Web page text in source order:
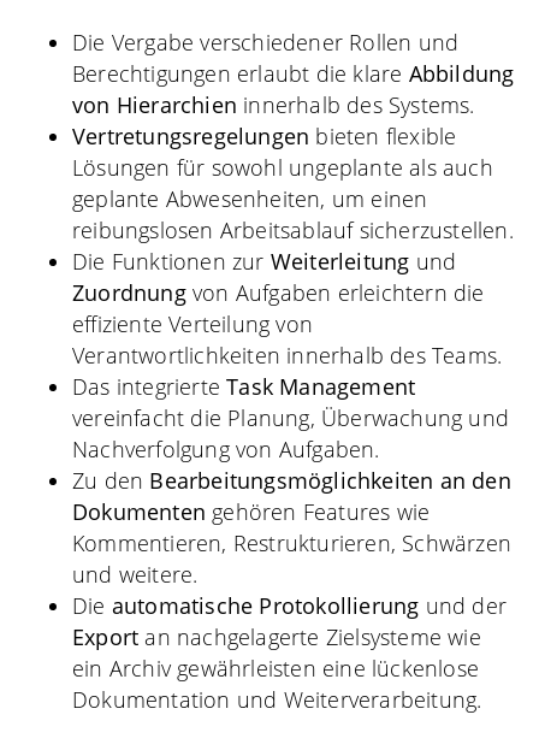
Die Vergabe verschiedener Rollen und
Berechtigungen erlaubt die klare Abbildung
von Hierarchien innerhalb des Systems.
Vertretungsregelungen bieten flexible
Lösungen für sowohl ungeplante als auch
geplante Abwesenheiten, um einen
reibungslosen Arbeitsablauf sicherzustellen.
Die Funktionen zur Weiterleitung und
Zuordnungvon Aufgaben erleichtern die
effiziente Verteilung von
Verantwortlichkeiten innerhalb des Teams.
Das integrierteTask Management
vereinfacht die Planung, Überwachung und
Nachverfolgung von Aufgaben.
Zu den Bearbeitungsmöglichkeiten an den
Dokumenten gehören Features wie
Kommentieren, Restrukturieren, Schwärzen
und weitere.
Die automatische Protokollierung und der
Export an nachgelagerte Zielsysteme wie
ein Archiv gewährleisten eine lückenlose
Dokumentation und Weiterverarbeitung.